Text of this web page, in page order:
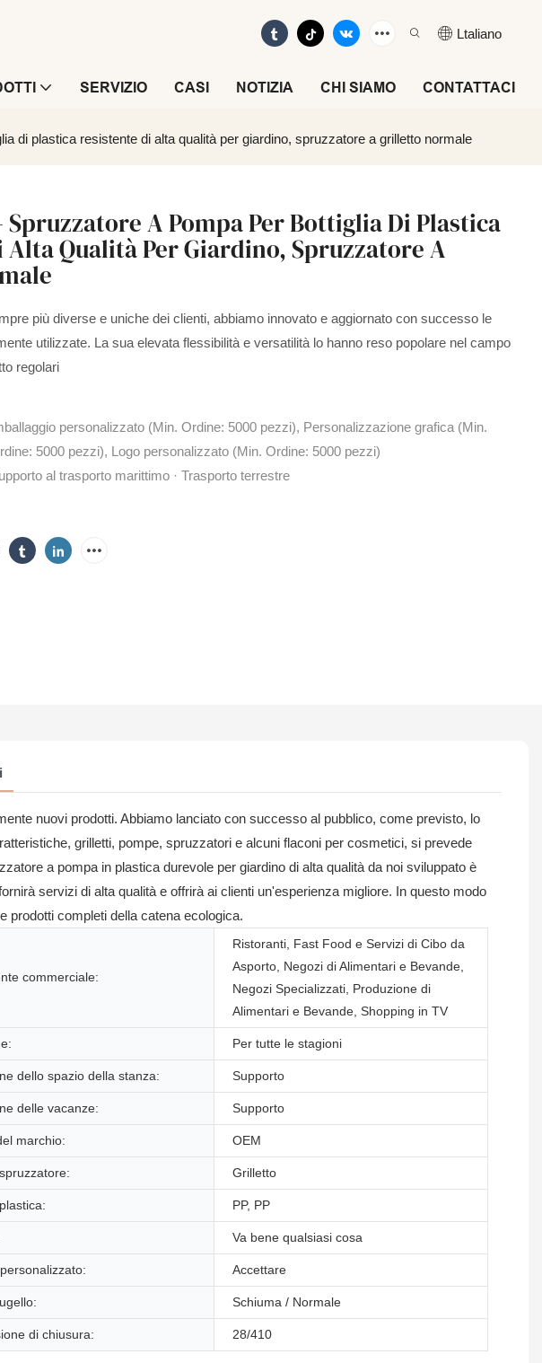
Ltaliano
SERVIZIO CASI NOTIZIA CHI SIAMO CONTATTACI
di plastica resistente di alta qualità per giardino, spruzzatore a grilletto normale
Spruzzatore A Pompa Per Bottiglia Di Plastica
Alta Qualità Per Giardino, Spruzzatore A
più diverse e uniche dei clienti, abbiamo innovato e aggiornato con successo le
utilizzate. La sua elevata flessibilità e versatilità lo hanno reso popolare nel campo
regolari
personalizzato (Min. Ordine: 5000 pezzi), Personalizzazione grafica (Min.
5000 pezzi), Logo personalizzato (Min. Ordine: 5000 pezzi)
al trasporto marittimo · Trasporto terrestre
nuovi prodotti. Abbiamo lanciato con successo al pubblico, come previsto, lo
grilletti, pompe, spruzzatori e alcuni flaconi per cosmetici, si prevede
a pompa in plastica durevole per giardino di alta qualità da noi sviluppato è
servizi di alta qualità e offrirà ai clienti un'esperienza migliore. In questo modo
prodotti completi della catena ecologica.
commerciale:
Ristoranti, Fast Food e Servizi di Cibo da
Asporto, Negozi di Alimentari e Bevande,
Negozi Specializzati, Produzione di
Alimentari e Bevande, Shopping in TV
Per tutte le stagioni
dello spazio della stanza: Supporto
delle vacanze: Supporto
marchio: OEM
Grilletto
PP, PP
Va bene qualsiasi cosa
Accettare
Schiuma / Normale
di chiusura: 28/410